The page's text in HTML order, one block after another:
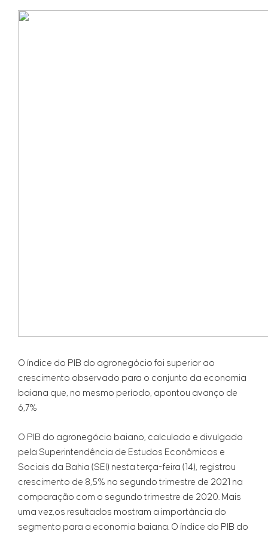
O índice do PIB do agronegócio foi superior ao
crescimento observado para o conjunto da economia
baiana que, no mesmo período, apontou avanço de
6,7%
O PIB do agronegócio baiano, calculado e divulgado
pela Superintendência de Estudos Econômicos e
Sociais da Bahia (SEI) nesta terça-feira (14), registrou
crescimento de 8,5% no segundo trimestre de 2021 na
comparação com o segundo trimestre de 2020. Mais
uma vez,os resultados mostram a importância do
segmento para a economia baiana. O índice do PIB do